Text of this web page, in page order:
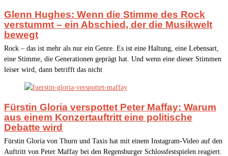
Glenn Hughes: Wenn die Stimme des Rock
verstummt – ein Abschied, der die Musikwelt
bewegt
Rock – das ist mehr als nur ein Genre. Es ist eine Haltung, eine Lebensart,
eine Stimme, die Generationen geprägt hat. Und wenn eine dieser Stimmen
leiser wird, dann betrifft das nicht
Fürstin Gloria verspottet Peter Maffay: Warum
aus einem Konzertauftritt eine politische
Debatte wird
Fürstin Gloria von Thurn und Taxis hat mit einem Instagram-Video auf den
Auftritt von Peter Maffay bei den Regensburger Schlossfestspielen reagiert.